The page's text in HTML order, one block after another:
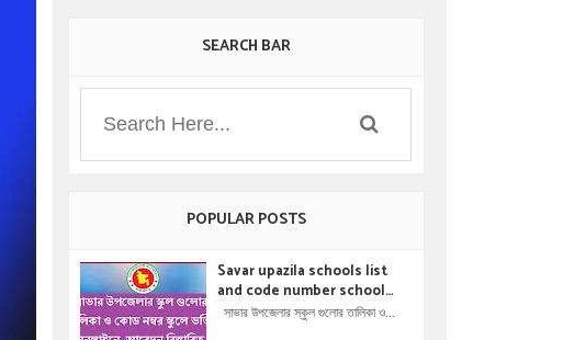
SEARCH BAR
POPULAR POSTS
Savar upazila schools list
and code number school
admisson online application
সাভার উপজেলার স্কুল গুলোর তালিকা ও...